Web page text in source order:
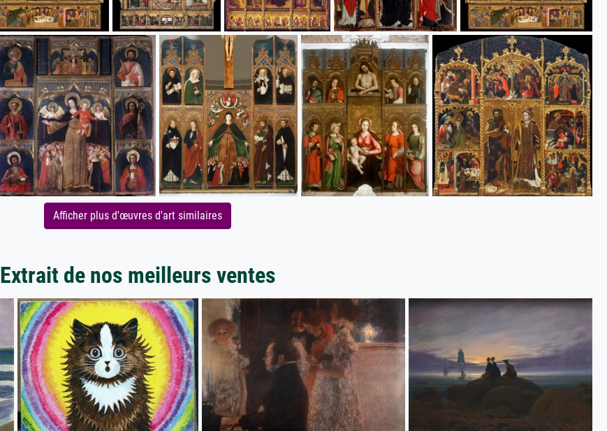
Afficher plus d'œuvres d'art similaires
Extrait de nos meilleurs ventes